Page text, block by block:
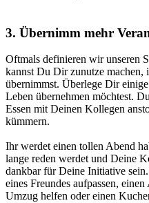
3. Übernimm mehr
Oftmals definieren wir unseren
kannst Du Dir zunutze
übernimmst. Überlege Dir
Leben übernehmen möchtest.
Essen mit Deinen Kollegen
kümmern.
Ihr werdet einen tollen Abend
lange reden werdet und Deine
dankbar für Deine Initiative
eines Freundes aufpassen,
Umzug helfen oder einen